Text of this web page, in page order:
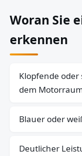
Woran Sie
erkennen
Klopfende oder
dem
Blauer oder
Deutlicher